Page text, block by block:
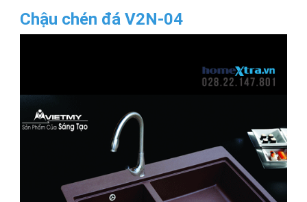
Chậu chén đá V2N-04